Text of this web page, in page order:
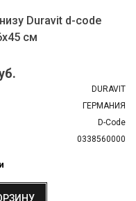
Duravit d-code
см
DURAVIT
ГЕРМАНИЯ
D-Code
0338560000